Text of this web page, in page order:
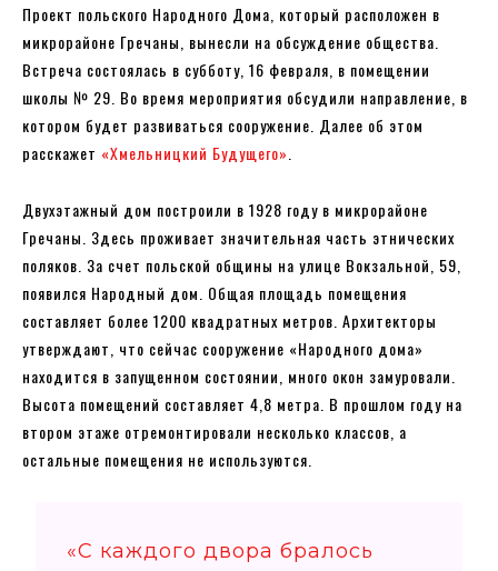
Проект польского Народного Дома, который расположен в
микрорайоне Гречаны, вынесли на обсуждение общества.
Встреча состоялась в субботу, 16 февраля, в помещении
школы № 29. Во время мероприятия обсудили направление, в
котором будет развиваться сооружение. Далее об этом
расскажет «Хмельницкий Будущего»
Двухэтажный дом построили в 1928 году в микрорайоне
Гречаны. Здесь проживает значительная часть этнических
поляков. За счет польской общины на улице Вокзальной, 59,
появился Народный дом. Общая площадь помещения
составляет более 1200 квадратных метров. Архитекторы
утверждают, что сейчас сооружение «Народного дома»
находится в запущенном состоянии, много окон замуровали.
Высота помещений составляет 4,8 метра. В прошлом году на
втором этаже отремонтировали несколько классов, а
остальные помещения не используются.
«С каждого двора бралось